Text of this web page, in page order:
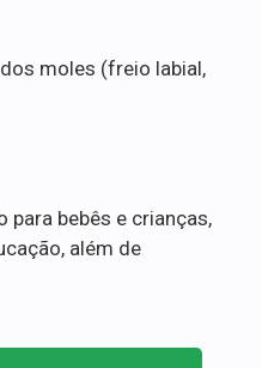
moles (freio labial,
bebês e crianças,
além de